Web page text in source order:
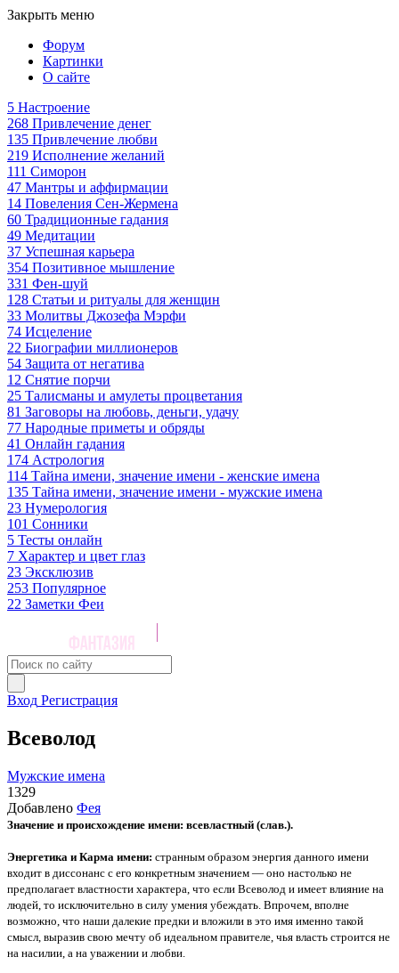
Закрыть меню
Форум
Картинки
О сайте
5 Настроение
268 Привлечение денег
135 Привлечение любви
219 Исполнение желаний
111 Симорон
47 Мантры и аффирмации
14 Повеления Сен-Жермена
60 Традиционные гадания
49 Медитации
37 Успешная карьера
354 Позитивное мышление
331 Фен-шуй
128 Статьи и ритуалы для женщин
33 Молитвы Джозефа Мэрфи
74 Исцеление
22 Биографии миллионеров
54 Защита от негатива
12 Снятие порчи
25 Талисманы и амулеты процветания
81 Заговоры на любовь, деньги, удачу
77 Народные приметы и обряды
41 Онлайн гадания
174 Астрология
114 Тайна имени, значение имени - женские имена
135 Тайна имени, значение имени - мужские имена
23 Нумерология
101 Сонники
5 Тесты онлайн
7 Характер и цвет глаз
23 Эксклюзив
253 Популярное
22 Заметки Феи
Вход Регистрация
Всеволод
Мужские имена
1329
Добавлено Фея
Значение и происхождение имени: всевластный (слав.).
Энергетика и Карма имени: странным образом энергия данного имени
входит в диссонанс с его конкретным значением — оно настолько не
предполагает властности характера, что если Всеволод и имеет влияние на
людей, то исключительно в силу умения убеждать. Впрочем, вполне
возможно, что наши далекие предки и вложили в это имя именно такой
смысл, выразив свою мечту об идеальном правителе, чья власть строится не
на насилии, а на уважении и любви.